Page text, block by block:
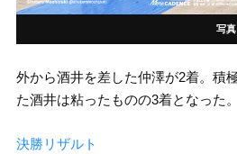
写
外から酒井を差した仲澤が2着。積
た酒井は粘ったものの3着となった。
決勝リザルト